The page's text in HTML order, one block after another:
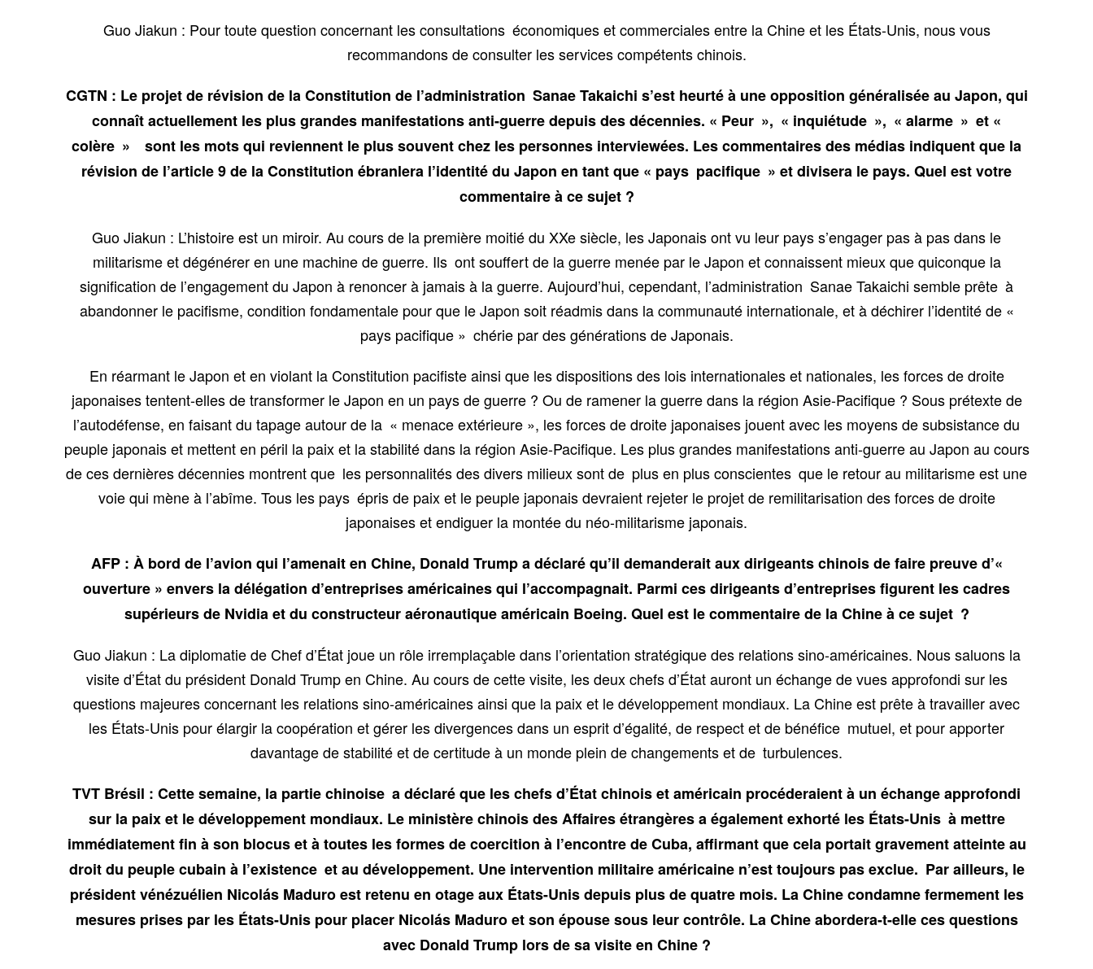
Guo Jiakun : Pour toute question concernant les consultations économiques et commerciales entre la Chine et les États-Unis, nous vous
recommandons de consulter les services compétents chinois.
CGTN : Le projet de révision de la Constitution de l’administration Sanae Takaichi s’est heurté à une opposition généralisée au Japon, qui
connaît actuellement les plus grandes manifestations anti-guerre depuis des décennies. « Peur », « inquiétude », « alarme » et «
colère » sont les mots qui reviennent le plus souvent chez les personnes interviewées. Les commentaires des médias indiquent que la
révision de l’article 9 de la Constitution ébranlera l’identité du Japon en tant que « pays pacifique » et divisera le pays. Quel est votre
commentaire à ce sujet ?
Guo Jiakun : L’histoire est un miroir. Au cours de la première moitié du XXe siècle, les Japonais ont vu leur pays s’engager pas à pas dans le
militarisme et dégénérer en une machine de guerre. Ils ont souffert de la guerre menée par le Japon et connaissent mieux que quiconque la
signification de l’engagement du Japon à renoncer à jamais à la guerre. Aujourd’hui, cependant, l’administration Sanae Takaichi semble prête à
abandonner le pacifisme, condition fondamentale pour que le Japon soit réadmis dans la communauté internationale, et à déchirer l’identité de «
pays pacifique » chérie par des générations de Japonais.
En réarmant le Japon et en violant la Constitution pacifiste ainsi que les dispositions des lois internationales et nationales, les forces de droite
japonaises tentent-elles de transformer le Japon en un pays de guerre ? Ou de ramener la guerre dans la région Asie-Pacifique ? Sous prétexte de
l’autodéfense, en faisant du tapage autour de la « menace extérieure », les forces de droite japonaises jouent avec les moyens de subsistance du
peuple japonais et mettent en péril la paix et la stabilité dans la région Asie-Pacifique. Les plus grandes manifestations anti-guerre au Japon au cours
de ces dernières décennies montrent que les personnalités des divers milieux sont de plus en plus conscientes que le retour au militarisme est une
voie qui mène à l’abîme. Tous les pays épris de paix et le peuple japonais devraient rejeter le projet de remilitarisation des forces de droite
japonaises et endiguer la montée du néo-militarisme japonais.
AFP : À bord de l’avion qui l’amenait en Chine, Donald Trump a déclaré qu’il demanderait aux dirigeants chinois de faire preuve d’«
ouverture » envers la délégation d’entreprises américaines qui l’accompagnait. Parmi ces dirigeants d’entreprises figurent les cadres
supérieurs de Nvidia et du constructeur aéronautique américain Boeing. Quel est le commentaire de la Chine à ce sujet ?
Guo Jiakun : La diplomatie de Chef d’État joue un rôle irremplaçable dans l’orientation stratégique des relations sino-américaines. Nous saluons la
visite d’État du président Donald Trump en Chine. Au cours de cette visite, les deux chefs d’État auront un échange de vues approfondi sur les
questions majeures concernant les relations sino-américaines ainsi que la paix et le développement mondiaux. La Chine est prête à travailler avec
les États-Unis pour élargir la coopération et gérer les divergences dans un esprit d’égalité, de respect et de bénéfice mutuel, et pour apporter
davantage de stabilité et de certitude à un monde plein de changements et de turbulences.
TVT Brésil : Cette semaine, la partie chinoise a déclaré que les chefs d’État chinois et américain procéderaient à un échange approfondi
sur la paix et le développement mondiaux. Le ministère chinois des Affaires étrangères a également exhorté les États-Unis à mettre
immédiatement fin à son blocus et à toutes les formes de coercition à l’encontre de Cuba, affirmant que cela portait gravement atteinte au
droit du peuple cubain à l’existence et au développement. Une intervention militaire américaine n’est toujours pas exclue. Par ailleurs, le
président vénézuélien Nicolás Maduro est retenu en otage aux États-Unis depuis plus de quatre mois. La Chine condamne fermement les
mesures prises par les États-Unis pour placer Nicolás Maduro et son épouse sous leur contrôle. La Chine abordera-t-elle ces questions
avec Donald Trump lors de sa visite en Chine ?